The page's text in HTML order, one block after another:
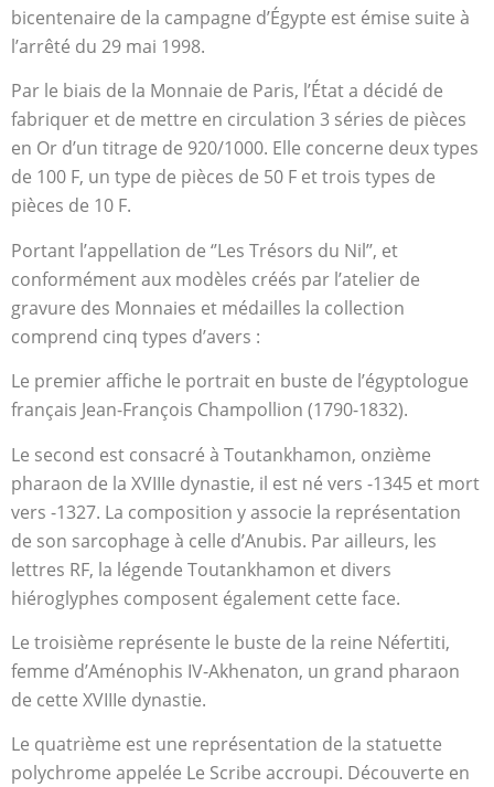
bicentenaire de la campagne d’Égypte est émise suite à
l’arrêté du 29 mai 1998.
Par le biais de la Monnaie de Paris, l’État a décidé de
fabriquer et de mettre en circulation 3 séries de pièces
en Or d’un titrage de 920/1000. Elle concerne deux types
de 100 F, un type de pièces de 50 F et trois types de
pièces de 10 F.
Portant l’appellation de ‘’Les Trésors du Nil’’, et
conformément aux modèles créés par l’atelier de
gravure des Monnaies et médailles la collection
comprend cinq types d’avers :
Le premier affiche le portrait en buste de l’égyptologue
français Jean-François Champollion (1790-1832).
Le second est consacré à Toutankhamon, onzième
pharaon de la XVIIIe dynastie, il est né vers -1345 et mort
vers -1327. La composition y associe la représentation
de son sarcophage à celle d’Anubis. Par ailleurs, les
lettres RF, la légende Toutankhamon et divers
hiéroglyphes composent également cette face.
Le troisième représente le buste de la reine Néfertiti,
femme d’Aménophis IV-Akhenaton, un grand pharaon
de cette XVIIIe dynastie.
Le quatrième est une représentation de la statuette
polychrome appelée Le Scribe accroupi. Découverte en